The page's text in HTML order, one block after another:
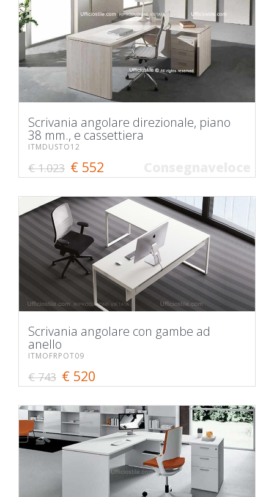
Scrivania angolare direzionale, piano
38 mm., e cassettiera
ITMDUSTO12
€ 1.023 € 552
Scrivania angolare con gambe ad
anello
ITMOFRPOT09
€ 743 € 520